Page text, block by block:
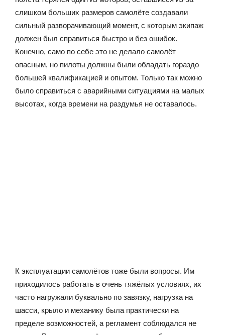
слишком больших размеров самолёте создавали
сильный разворачивающий момент, с которым экипаж
должен был справиться быстро и без ошибок.
Конечно, само по себе это не делало самолёт
опасным, но пилоты должны были обладать гораздо
большей квалификацией и опытом. Только так можно
было справиться с аварийными ситуациями на малых
высотах, когда времени на раздумья не оставалось.
К эксплуатации самолётов тоже были вопросы. Им
приходилось работать в очень тяжёлых условиях, их
часто нагружали буквально по завязку, нагрузка на
шасси, крыло и механику была практически на
пределе возможностей, а регламент соблюдался не